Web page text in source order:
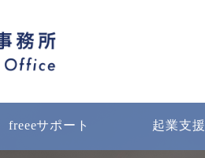
freeeサポート 起業支援